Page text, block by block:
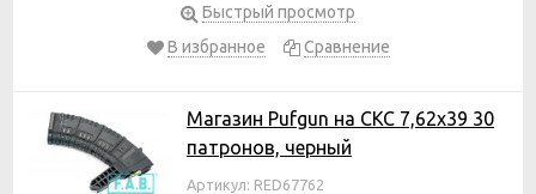
Быстрый просмотр
В избранное
Сравнение
Магазин Pufgun на СКС 7,62х39 30
патронов, черный
Артикул: RED67762